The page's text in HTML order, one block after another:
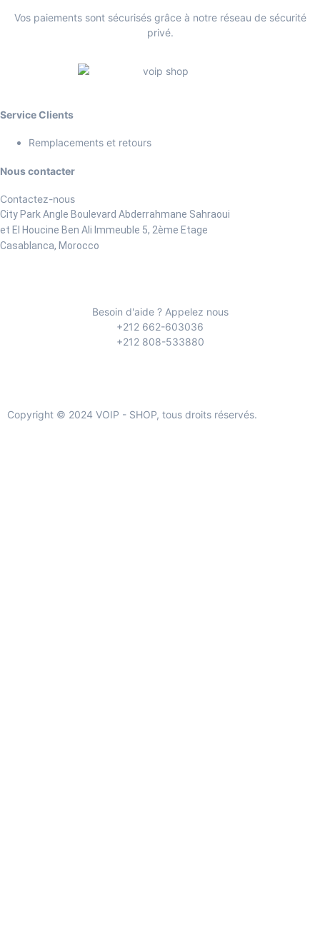
Vos paiements sont sécurisés grâce à notre réseau de sécurité
privé.
Service Clients
Remplacements et retours
Nous contacter
Contactez-nous
City Park Angle Boulevard Abderrahmane Sahraoui
et El Houcine Ben Ali Immeuble 5, 2ème Etage
Casablanca, Morocco
Besoin d'aide ? Appelez nous
+212 662-603036
+212 808-533880
Copyright © 2024 VOIP - SHOP, tous droits réservés.